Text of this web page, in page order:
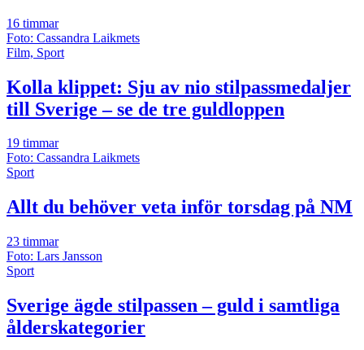
16 timmar
Foto: Cassandra Laikmets
Film, Sport
Kolla klippet: Sju av nio stilpassmedaljer
till Sverige – se de tre guldloppen
19 timmar
Foto: Cassandra Laikmets
Sport
Allt du behöver veta inför torsdag på NM
23 timmar
Foto: Lars Jansson
Sport
Sverige ägde stilpassen – guld i samtliga
ålderskategorier